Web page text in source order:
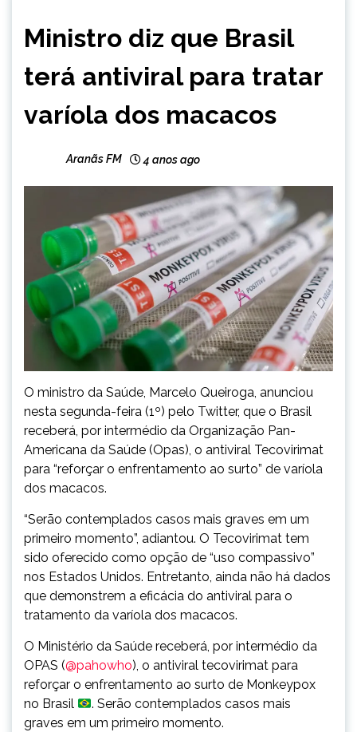
Ministro diz que Brasil
terá antiviral para tratar
varíola dos macacos
Aranãs FM 4 anos ago
O ministro da Saúde, Marcelo Queiroga, anunciou
nesta segunda-feira (1º) pelo Twitter, que o Brasil
receberá, por intermédio da Organização Pan-
Americana da Saúde (Opas), o antiviral Tecovirimat
para “reforçar o enfrentamento ao surto” de varíola
dos macacos.
“Serão contemplados casos mais graves em um
primeiro momento”, adiantou. O Tecovirimat tem
sido oferecido como opção de “uso compassivo”
nos Estados Unidos. Entretanto, ainda não há dados
que demonstrem a eficácia do antiviral para o
tratamento da varíola dos macacos.
O Ministério da Saúde receberá, por intermédio da
OPAS (@pahowho), o antiviral tecovirimat para
reforçar o enfrentamento ao surto de Monkeypox
no Brasil
. Serão contemplados casos mais
graves em um primeiro momento.